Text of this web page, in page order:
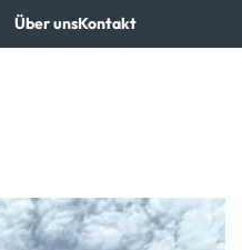
Über unsKontakt